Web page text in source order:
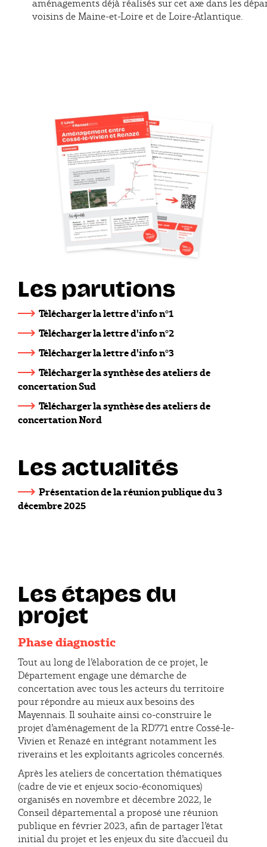
aménagements déjà réalisés sur cet axe dans les
voisins de Maine-et-Loire et de Loire-Atlantique.
Les parutions
Télécharger la lettre d'info n°1
Télécharger la lettre d'info n°2
Télécharger la lettre d'info n°3
Télécharger la synthèse des ateliers de
concertation Sud
Télécharger la synthèse des ateliers de
concertation Nord
Les actualités
Présentation de la réunion publique du 3
décembre 2025
Les étapes du
projet
Phase diagnostic
Tout au long de l’élaboration de ce projet, le
Département engage une démarche de
concertation avec tous les acteurs du territoire
pour répondre au mieux aux besoins des
Mayennais. Il souhaite ainsi co-construire le
projet d’aménagement de la RD771 entre Cossé-le-
Vivien et Renazé en intégrant notamment les
riverains et les exploitants agricoles concernés.
Après les ateliers de concertation thématiques
(cadre de vie et enjeux socio-économiques)
organisés en novembre et décembre 2022, le
Conseil départemental a proposé une réunion
publique en février 2023, afin de partager l’état
initial du projet et les enjeux du site d’accueil du